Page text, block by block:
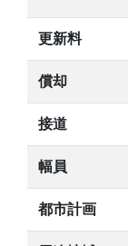
更新料
償却
接道
幅員
都市計画